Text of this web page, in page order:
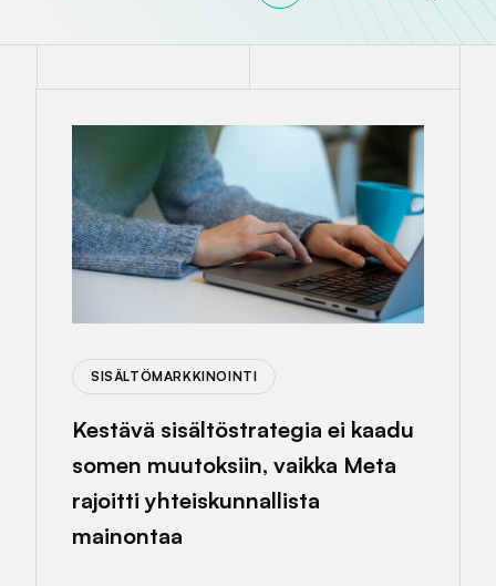
SISÄLTÖMARKKINOINTI
Kestävä sisältöstrategia ei kaadu
somen muutoksiin, vaikka Meta
rajoitti yhteiskunnallista
mainontaa